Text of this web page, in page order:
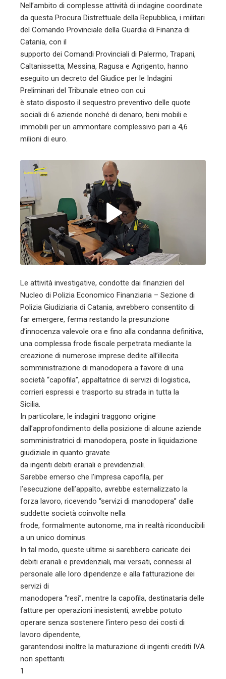
Nell’ambito di complesse attività di indagine coordinate
da questa Procura Distrettuale della Repubblica, i militari
del Comando Provinciale della Guardia di Finanza di
Catania, con il
supporto dei Comandi Provinciali di Palermo, Trapani,
Caltanissetta, Messina, Ragusa e Agrigento, hanno
eseguito un decreto del Giudice per le Indagini
Preliminari del Tribunale etneo con cui
è stato disposto il sequestro preventivo delle quote
sociali di 6 aziende nonché di denaro, beni mobili e
immobili per un ammontare complessivo pari a 4,6
milioni di euro.
Le attività investigative, condotte dai finanzieri del
Nucleo di Polizia Economico Finanziaria – Sezione di
Polizia Giudiziaria di Catania, avrebbero consentito di
far emergere, ferma restando la presunzione
d’innocenza valevole ora e fino alla condanna definitiva,
una complessa frode fiscale perpetrata mediante la
creazione di numerose imprese dedite all’illecita
somministrazione di manodopera a favore di una
società “capofila”, appaltatrice di servizi di logistica,
corrieri espressi e trasporto su strada in tutta la
Sicilia.
In particolare, le indagini traggono origine
dall’approfondimento della posizione di alcune aziende
somministratrici di manodopera, poste in liquidazione
giudiziale in quanto gravate
da ingenti debiti erariali e previdenziali.
Sarebbe emerso che l’impresa capofila, per
l’esecuzione dell’appalto, avrebbe esternalizzato la
forza lavoro, ricevendo “servizi di manodopera” dalle
suddette società coinvolte nella
frode, formalmente autonome, ma in realtà riconducibili
a un unico dominus.
In tal modo, queste ultime si sarebbero caricate dei
debiti erariali e previdenziali, mai versati, connessi al
personale alle loro dipendenze e alla fatturazione dei
servizi di
manodopera “resi”, mentre la capofila, destinataria delle
fatture per operazioni inesistenti, avrebbe potuto
operare senza sostenere l’intero peso dei costi di
lavoro dipendente,
garantendosi inoltre la maturazione di ingenti crediti IVA
non spettanti.
1